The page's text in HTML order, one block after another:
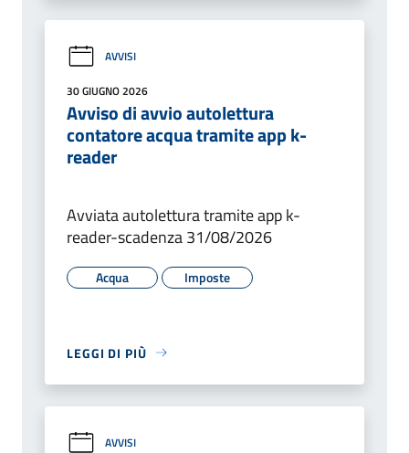
AVVISI
30 GIUGNO 2026
Avviso di avvio autolettura
contatore acqua tramite app k-
reader
Avviata autolettura tramite app k-
reader-scadenza 31/08/2026
Acqua Imposte
LEGGI DI PIÙ
AVVISI